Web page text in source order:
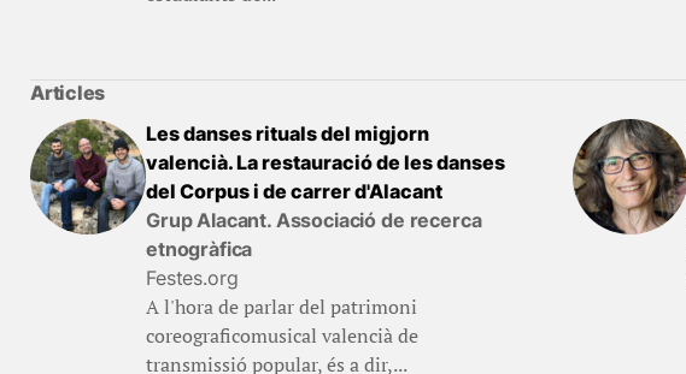
Articles
Les danses rituals del migjorn
valencià. La restauració de les danses
del Corpus i de carrer d'Alacant
Grup Alacant. Associació de recerca
etnogràfica
Festes.org
A l'hora de parlar del patrimoni
coreograficomusical valencià de
transmissió popular, és a dir,...